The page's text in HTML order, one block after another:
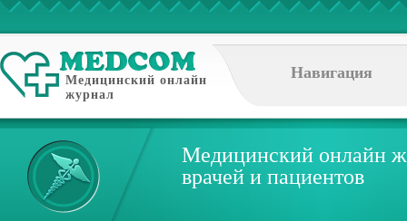
Медицинский онлайн
журнал
Навигация
Медицинский онлайн
врачей и пациентов